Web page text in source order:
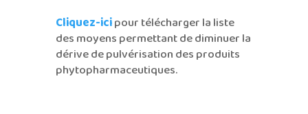
Cliquez-icipour télécharger la liste
des moyens permettant de diminuer la
dérive de pulvérisation des produits
phytopharmaceutiques.